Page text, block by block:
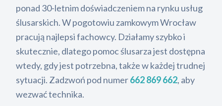
ponad 30-letnim doświadczeniem na rynku usług
ślusarskich. W pogotowiu zamkowym Wrocław
pracują najlepsi fachowcy. Działamy szybko i
skutecznie, dlatego pomoc ślusarza jest dostępna
wtedy, gdy jest potrzebna, także w każdej trudnej
sytuacji. Zadzwoń pod numer662 869 662, aby
wezwać technika.